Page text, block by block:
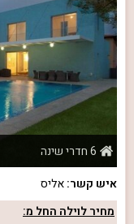
6 חדרי שינה
איש קשר:אליס
מחיר לוילה החל מ: